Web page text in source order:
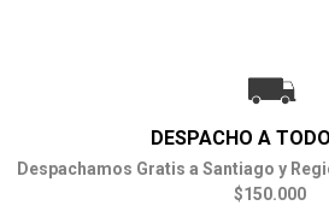
DESPACHO A
Despachamos Gratis a Santiago y
$150.000